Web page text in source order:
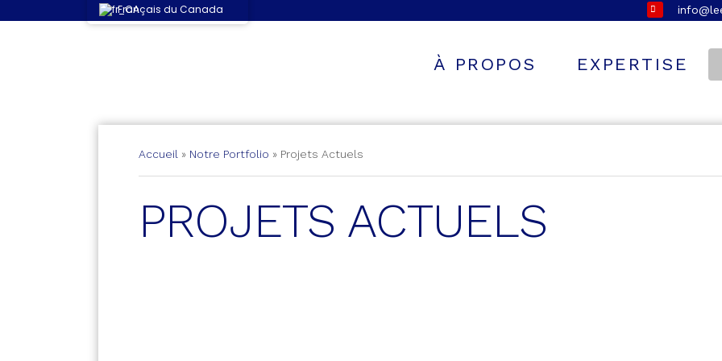
À PROPOS EXPERTISE
Accueil » Notre Portfolio » Projets Actuels
PROJETS ACTUELS
Français du Canada